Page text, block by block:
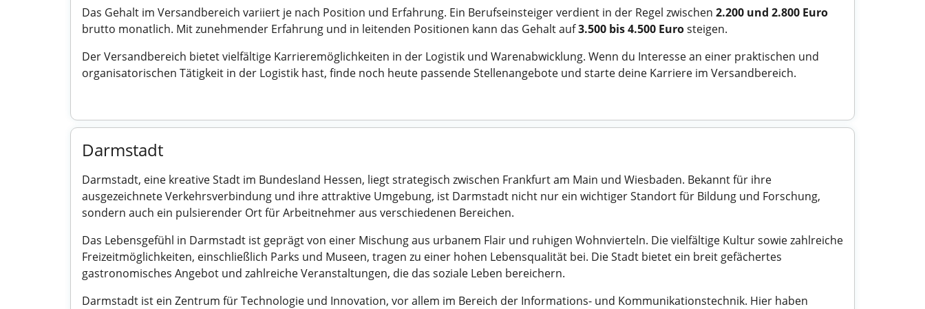
Das Gehalt im Versandbereich variiert je nach Position und Erfahrung. Ein Berufseinsteiger verdient in der Regel zwischen 2.200 und 2.800 Euro
brutto monatlich. Mit zunehmender Erfahrung und in leitenden Positionen kann das Gehalt auf3.500 bis 4.500 Eurosteigen.
Der Versandbereich bietet vielfältige Karrieremöglichkeiten in der Logistik und Warenabwicklung. Wenn du Interesse an einer praktischen und
organisatorischen Tätigkeit in der Logistik hast, finde noch heute passende Stellenangebote und starte deine Karriere im Versandbereich.
Darmstadt
Darmstadt, eine kreative Stadt im Bundesland Hessen, liegt strategisch zwischen Frankfurt am Main und Wiesbaden. Bekannt für ihre
ausgezeichnete Verkehrsverbindung und ihre attraktive Umgebung, ist Darmstadt nicht nur ein wichtiger Standort für Bildung und Forschung,
sondern auch ein pulsierender Ort für Arbeitnehmer aus verschiedenen Bereichen.
Das Lebensgefühl in Darmstadt ist geprägt von einer Mischung aus urbanem Flair und ruhigen Wohnvierteln. Die vielfältige Kultur sowie zahlreiche
Freizeitmöglichkeiten, einschließlich Parks und Museen, tragen zu einer hohen Lebensqualität bei. Die Stadt bietet ein breit gefächertes
gastronomisches Angebot und zahlreiche Veranstaltungen, die das soziale Leben bereichern.
Darmstadt ist ein Zentrum für Technologie und Innovation, vor allem im Bereich der Informations- und Kommunikationstechnik. Hier haben